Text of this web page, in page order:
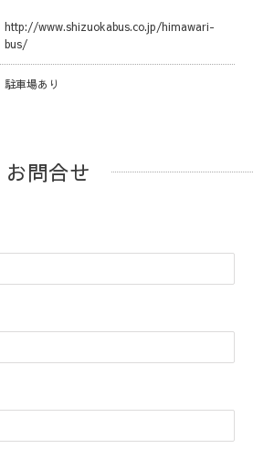
http://www.shizuokabus.co.jp/himawari-
bus/
駐車場あり
お問合せ